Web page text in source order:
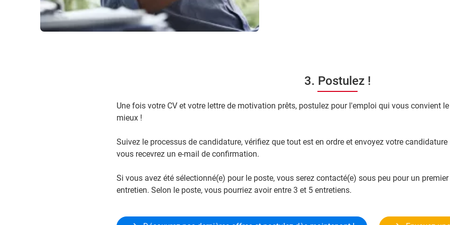
3. Postulez !
Une fois votre CV et votre lettre de motivation prêts, postulez pour l'emploi qui vous convient le
mieux !
Suivez le processus de candidature, vérifiez que tout est en ordre et envoyez votre candidature
vous recevrez un e-mail de confirmation.
Si vous avez été sélectionné(e) pour le poste, vous serez contacté(e) sous peu pour un premier
entretien. Selon le poste, vous pourriez avoir entre 3 et 5 entretiens.